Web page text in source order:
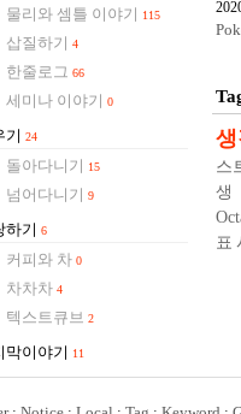
물리와 셈틀 이야기 115
삽질하기 4
한줄로그 66
세미나 이야기 0
기 24
돌아다니기 15
넘어다니기 9
하기 6
커피와 차 0
차차차 4
텍스트큐브 2
막이야기 11
스
생
표